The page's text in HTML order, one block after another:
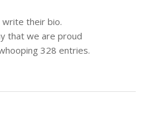
their bio.
that we are proud
328 entries.